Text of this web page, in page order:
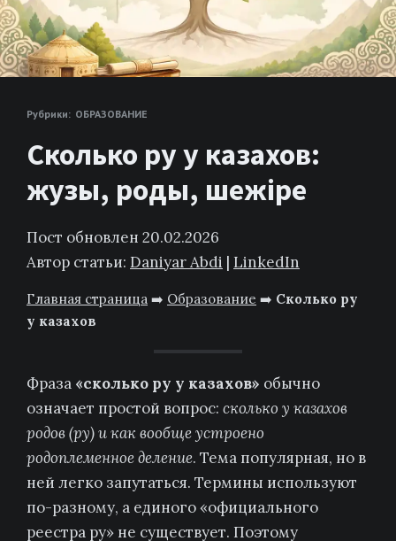
Рубрики: ОБРАЗОВАНИЕ
Сколько ру у казахов:
жузы, роды, шежіре
Пост обновлен 20.02.2026
Автор статьи: Daniyar Abdi | LinkedIn
Главная страница ➡️ Образование ➡️ Сколько ру
у казахов
Фраза «сколько ру у казахов» обычно
означает простой вопрос: сколько у казахов
родов (ру) и как вообще устроено
родоплеменное деление. Тема популярная, но в
ней легко запутаться. Термины используют
по-разному, а единого «официального
реестра ру» не существует. Поэтому